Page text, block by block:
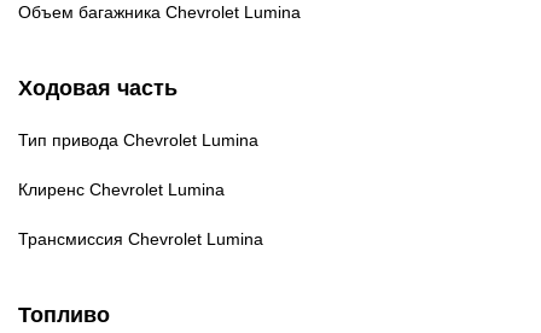
Объем багажника Chevrolet Lumina
Ходовая часть
Тип привода Chevrolet Lumina
Клиренс Chevrolet Lumina
Трансмиссия Chevrolet Lumina
Топливо